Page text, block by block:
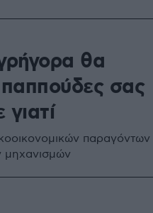
θα
σας
παραγόντων
μηχανισμών